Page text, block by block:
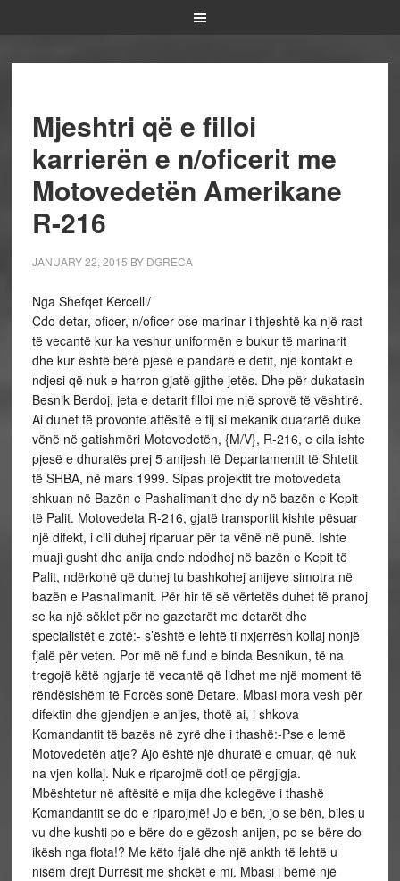
Mjeshtri që e filloi
karrierën e n/oficerit me
Motovedetën Amerikane
R-216
JANUARY 22, 2015 BY DGRECA
Nga Shefqet Kërcelli/
Cdo detar, oficer, n/oficer ose marinar i thjeshtë ka një rast
të vecantë kur ka veshur uniformën e bukur të marinarit
dhe kur është bërë pjesë e pandarë e detit, një kontakt e
ndjesi që nuk e harron gjatë gjithe jetës. Dhe për dukatasin
Besnik Berdoj, jeta e detarit filloi me një sprovë të vështirë.
Ai duhet të provonte aftësitë e tij si mekanik duarartë duke
vënë në gatishmëri Motovedetën, {M/V}, R-216, e cila ishte
pjesë e dhuratës prej 5 anijesh të Departamentit të Shtetit
të SHBA, në mars 1999. Sipas projektit tre motovedeta
shkuan në Bazën e Pashalimanit dhe dy në bazën e Kepit
të Palit. Motovedeta R-216, gjatë transportit kishte pësuar
një difekt, i cili duhej riparuar për ta vënë në punë. Ishte
muaji gusht dhe anija ende ndodhej në bazën e Kepit të
Palit, ndërkohë që duhej tu bashkohej anijeve simotra në
bazën e Pashalimanit. Për hir të së vërtetës duhet të pranoj
se ka një sëklet për ne gazetarët me detarët dhe
specialistët e zotë:- s’është e lehtë ti nxjerrësh kollaj nonjë
fjalë për veten. Por më në fund e binda Besnikun, të na
tregojë këtë ngjarje të vecantë që lidhet me një moment të
rëndësishëm të Forcës sonë Detare. Mbasi mora vesh për
difektin dhe gjendjen e anijes, thotë ai, i shkova
Komandantit të bazës në zyrë dhe i thashë:-Pse e lemë
Motovedetën atje? Ajo është një dhuratë e cmuar, që nuk
na vjen kollaj. Nuk e riparojmë dot! qe përgjigja.
Mbështetur në aftësitë e mija dhe kolegëve i thashë
Komandantit se do e riparojmë! Jo e bën, jo se bën, biles u
vu dhe kushti po e bëre do e gëzosh anijen, po se bëre do
ikësh nga flota!? Me këto fjalë dhe një ankth të lehtë u
nisëm drejt Durrësit me shokët e mi. Mbasi i bëmë një